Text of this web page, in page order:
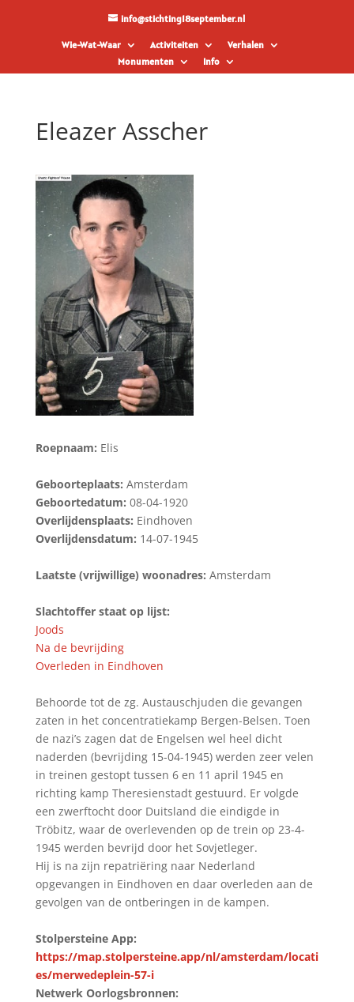
info@stichting18september.nl
Wie-Wat-Waar Activiteiten
Verhalen
Monumenten
Info
Eleazer Asscher
Roepnaam: Elis
Geboorteplaats: Amsterdam
Geboortedatum: 08-04-1920
Overlijdensplaats: Eindhoven
Overlijdensdatum: 14-07-1945
Laatste (vrijwillige) woonadres: Amsterdam
Slachtoffer staat op lijst:
Joods
Na de bevrijding
Overleden in Eindhoven
Behoorde tot de zg. Austauschjuden die gevangen
zaten in het concentratiekamp Bergen-Belsen. Toen
de nazi’s zagen dat de Engelsen wel heel dicht
naderden (bevrijding 15-04-1945) werden zeer velen
in treinen gestopt tussen 6 en 11 april 1945 en
richting kamp Theresienstadt gestuurd. Er volgde
een zwerftocht door Duitsland die eindigde in
Tröbitz, waar de overlevenden op de trein op 23-4-
1945 werden bevrijd door het Sovjetleger.
Hij is na zijn repatriëring naar Nederland
opgevangen in Eindhoven en daar overleden aan de
gevolgen van de ontberingen in de kampen.
Stolpersteine App:
https://map.stolpersteine.app/nl/amsterdam/locati
es/merwedeplein-57-i
Netwerk Oorlogsbronnen: